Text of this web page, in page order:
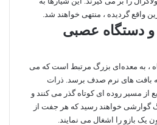
واقع گردیده ، منتهی خواهند شد.
دستگاه عصبی
، به معده‌ای بزرگ مرتبط است که می
بافت های نرم صدف برسد. ذرات
از مسیر روده ‌ای کوتاه گذر می کنند و
خواهند رسید که هر جفت از
یک بازو را اشغال می نمایند.